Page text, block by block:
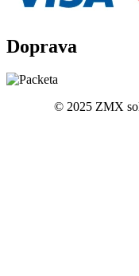
Doprava
© 2025 ZMX